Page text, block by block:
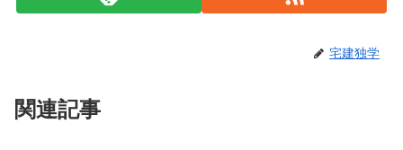
宅建独学
関連記事